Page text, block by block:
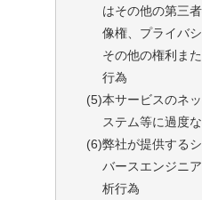
はその他の第三
像権、プライバ
その他の権利ま
行為
(5)本サービスのネ
ステム等に過度
(6)弊社が提供する
バースエンジニ
析行為